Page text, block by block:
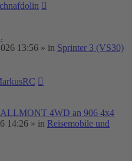
13:56 » in Sprinter 3 (VS30)
ALLMONT 4WD an 906 4x4
14:26 » in Reisemobile und